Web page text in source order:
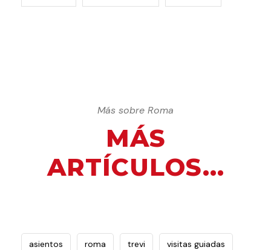
Más sobre Roma
MÁS
ARTÍCULOS...
asientos roma trevi visitas guiadas